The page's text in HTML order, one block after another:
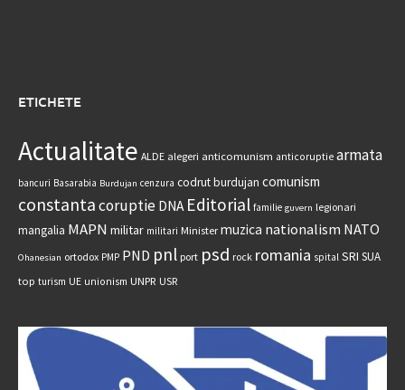
ETICHETE
Actualitate ALDE alegeri anticomunism anticoruptie armata
bancuri Basarabia Burdujan cenzura codrut burdujan comunism
constantacoruptie DNA Editorial familie guvern legionari
mangalia MAPN militar militari Minister muzica nationalism NATO
Ohanesian ortodox PMP PND pnl port psd rock romania spital SRI SUA
top turism UE unionism UNPR USR